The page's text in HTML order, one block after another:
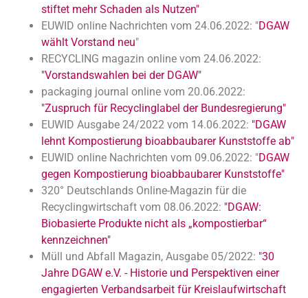
stiftet mehr Schaden als Nutzen"
EUWID online Nachrichten vom 24.06.2022: "DGAW
wählt Vorstand neu"
RECYCLING magazin online vom 24.06.2022:
"Vorstandswahlen bei der DGAW"
packaging journal online vom 20.06.2022:
"Zuspruch für Recyclinglabel der Bundesregierung"
EUWID Ausgabe 24/2022 vom 14.06.2022: "DGAW
lehnt Kompostierung bioabbaubarer Kunststoffe ab"
EUWID online Nachrichten vom 09.06.2022: "DGAW
gegen Kompostierung bioabbaubarer Kunststoffe"
320° Deutschlands Online-Magazin für die
Recyclingwirtschaft vom 08.06.2022: "DGAW:
Biobasierte Produkte nicht als „kompostierbar“
kennzeichnen"
Müll und Abfall Magazin, Ausgabe 05/2022: "30
Jahre DGAW e.V. - Historie und Perspektiven einer
engagierten Verbandsarbeit für Kreislaufwirtschaft